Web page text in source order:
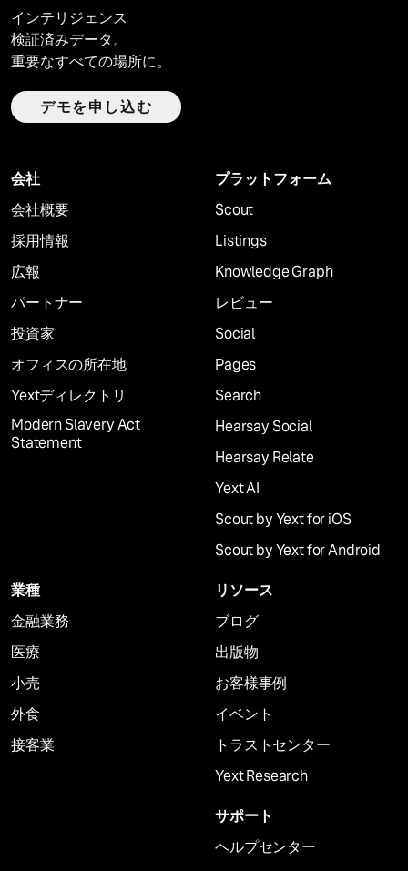
インテリジェンス
検証済みデータ。
重要なすべての場所に。
デモを申し込む
会社
会社概要
採用情報
広報
パートナー
投資家
オフィスの所在地
Yextディレクトリ
Modern Slavery Act
Statement
プラットフォーム
Scout
Listings
Knowledge Graph
レビュー
Social
Pages
Search
Hearsay Social
Hearsay Relate
Yext AI
Scout by Yext for iOS
Scout by Yext for Android
業種
金融業務
医療
小売
外食
接客業
リソース
ブログ
出版物
お客様事例
イベント
トラストセンター
Yext Research
サポート
ヘルプセンター